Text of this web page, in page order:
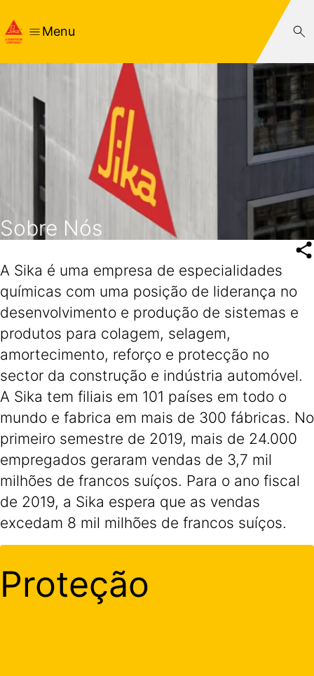
Menu
Sobre Nós
A Sika é uma empresa de especialidades
químicas com uma posição de liderança no
desenvolvimento e produção de sistemas e
produtos para colagem, selagem,
amortecimento, reforço e protecção no
sector da construção e indústria automóvel.
A Sika tem filiais em 101 países em todo o
mundo e fabrica em mais de 300 fábricas. No
primeiro semestre de 2019, mais de 24.000
empregados geraram vendas de 3,7 mil
milhões de francos suíços. Para o ano fiscal
de 2019, a Sika espera que as vendas
excedam 8 mil milhões de francos suíços.
Proteção